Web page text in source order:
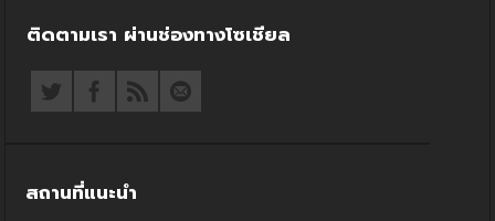
ติดตามเรา ผ่านช่องทางโซเชียล
สถานที่แนะนำ